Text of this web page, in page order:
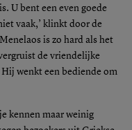
U bent een even goede
vaak,’ klinkt door de
is zo hard als het
de vriendelijke
wenkt een bediende om
kennen maar weinig